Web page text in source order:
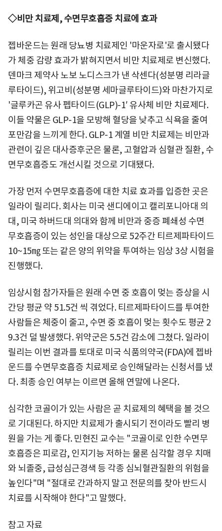
◇비만 치료제, 수면무호흡증 치료에 효과
젭바운드는 원래 당뇨병 치료제인 '마운자로'로 출시됐다
가 체중 감량 효과가 밝혀지면서 비만 치료제로 변신했다.
덴마크 제약사 노보 노디스크가 낸 삭센다(성분명 리라글
루타이드), 위고비(성분명 세마글루타이드)와 마찬가지로
'글루카곤 유사 펩타이드(GLP)-1′ 유사체 비만 치료제다.
이들 약물은 GLP-1을 모방해 혈당을 낮추고 식욕을 줄여
포만감을 느끼게 한다. GLP-1 계열 비만 치료제는 비만과
관련이 깊은 대사증후군은 물론, 고혈압과 심혈관 질환, 수
면무호흡증도 개선시킬 것으로 기대됐다.
가장 먼저 수면무호흡증에 대한 치료 효과를 입증한 곳은
일라이 릴리다. 회사는 미국 샌디에이고 캘리포니아대 의
대, 미국 하버드대 의대와 함께 비만과 중증 폐쇄성 수면
무호흡증이 있는 성인을 대상으로 52주간 티르제파타이드
10~15㎎ 또는 같은 양의 위약을 투여하는 임상 3상 시험을
진행했다.
임상시험 참가자들은 원래 수면 중 호흡이 멎는 증상을 시
간당 평균 약 51.5건 씩 겪었다. 티르제파타이드를 투여한
사람들은 체중이 줄고, 수면 중 호흡이 멎는 횟수도 평균 2
9.3건 덜 발생했다. 위약군은 5.5건 감소에 그쳤다. 일라이
릴리는 이번 결과를 토대로 미국 식품의약국(FDA)에 젭바
운드를 수면무호흡증 치료제로 승인해달라는 신청서를 냈
다. 최종 승인 여부는 이르면 올해 연말에 나온다.
심각한 코골이가 있는 사람은 곧 치료제의 혜택을 볼 것으
로 기대된다. 하지만 치료제가 출시되기 전이라도 빨리 병
원을 가는 게 좋다. 민현진 교수는 "코골이로 인한 수면무
호흡증은 피로감, 인지기능 저하는 물론 심각할 경우 치매
와 뇌졸중, 급성심근경색 등 각종 심뇌혈관질환의 위험을
높인다"며 "절대로 간과하지 말고 전문의를 찾아 반드시
치료를 시작해야 한다"고 말했다.
참고 자료